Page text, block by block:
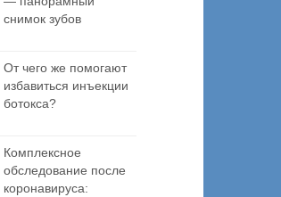
снимок зубов
От чего же помогают
избавиться инъекции
ботокса?
Комплексное
обследование после
коронавируса: